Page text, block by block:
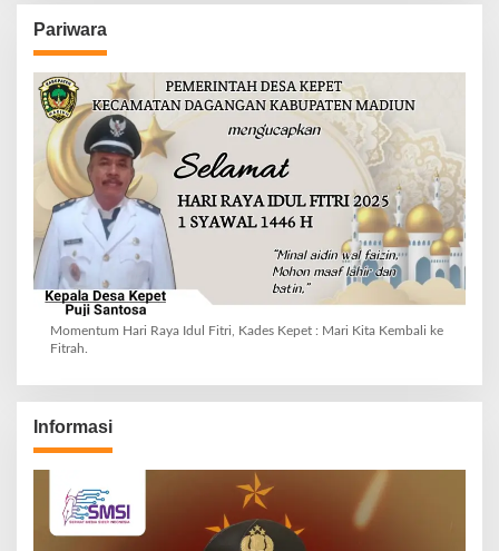
Pariwara
Momentum Hari Raya Idul Fitri, Kades Kepet : Mari Kita Kembali ke
Fitrah.
Informasi